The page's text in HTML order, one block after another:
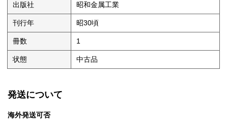
出版社 昭和金属工業
刊行年 昭30頃
冊数 1
状態 中古品
発送について
海外発送可否